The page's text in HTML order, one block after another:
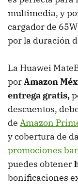
multimedia, y
cargador de
por la duración
La Huawei
porAmazon
entrega gratis,
descuentos,
de Amazon
y cobertura de
promociones
puedes obtener
bonificaciones